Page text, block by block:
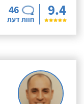
9.4
46
חוות דעת